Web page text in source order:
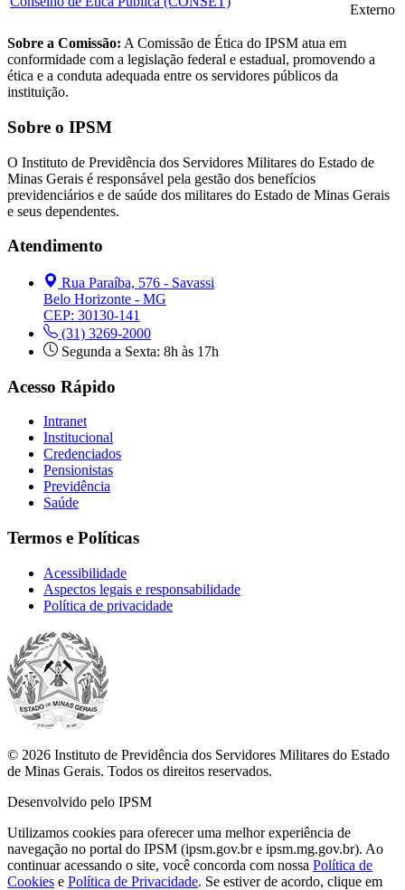
Externo
Sobre a Comissão: A Comissão de Ética do IPSM atua em
conformidade com a legislação federal e estadual, promovendo a
ética e a conduta adequada entre os servidores públicos da
instituição.
Sobre o IPSM
O Instituto de Previdência dos Servidores Militares do Estado de
Minas Gerais é responsável pela gestão dos benefícios
previdenciários e de saúde dos militares do Estado de Minas Gerais
e seus dependentes.
Atendimento
Rua Paraíba, 576 - Savassi
Belo Horizonte - MG
CEP: 30130-141
(31) 3269-2000
Segunda a Sexta: 8h às 17h
Acesso Rápido
Intranet
Institucional
Credenciados
Pensionistas
Previdência
Saúde
Termos e Políticas
Acessibilidade
Aspectos legais e responsabilidade
Política de privacidade
© 2026 Instituto de Previdência dos Servidores Militares do Estado
de Minas Gerais. Todos os direitos reservados.
Desenvolvido pelo IPSM
Utilizamos cookies para oferecer uma melhor experiência de
navegação no portal do IPSM (ipsm.gov.br e ipsm.mg.gov.br). Ao
continuar acessando o site, você concorda com nossa Política de
Cookies e Política de Privacidade. Se estiver de acordo, clique em